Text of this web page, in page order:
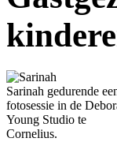
Sarinah gedurende
fotosessie in de
Young Studio te
Cornelius.